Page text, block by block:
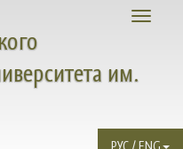
Toggle
им.
РУС / ENG